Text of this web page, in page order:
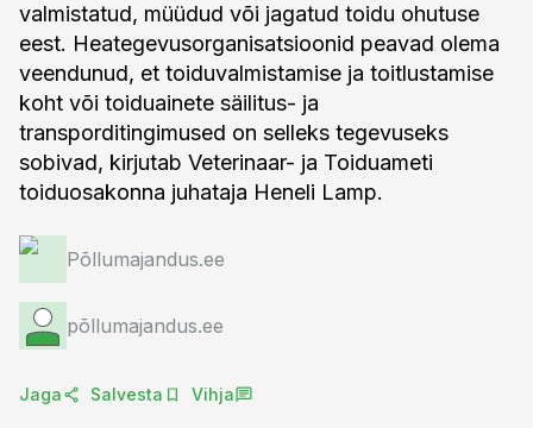
valmistatud, müüdud või jagatud toidu ohutuse
eest. Heategevusorganisatsioonid peavad olema
veendunud, et toiduvalmistamise ja toitlustamise
koht või toiduainete säilitus- ja
transporditingimused on selleks tegevuseks
sobivad, kirjutab Veterinaar- ja Toiduameti
toiduosakonna juhataja Heneli Lamp.
Põllumajandus.ee
põllumajandus.ee
Jaga Salvesta Vihja